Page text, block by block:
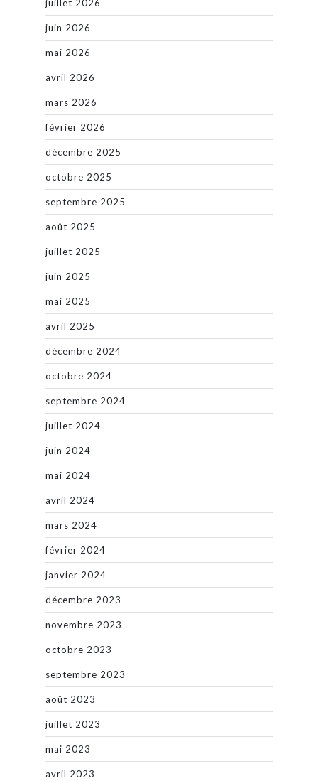
juillet 2026
juin 2026
mai 2026
avril 2026
mars 2026
février 2026
décembre 2025
octobre 2025
septembre 2025
août 2025
juillet 2025
juin 2025
mai 2025
avril 2025
décembre 2024
octobre 2024
septembre 2024
juillet 2024
juin 2024
mai 2024
avril 2024
mars 2024
février 2024
janvier 2024
décembre 2023
novembre 2023
octobre 2023
septembre 2023
août 2023
juillet 2023
mai 2023
avril 2023